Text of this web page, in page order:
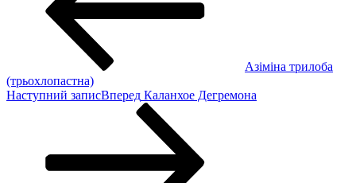
Азіміна трилоба
(трьохлопастна)
Наступний записВперед Каланхое Дегремона